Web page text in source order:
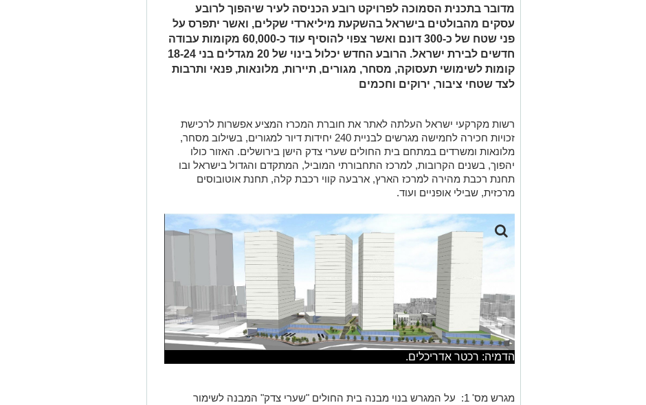
מדובר בתכנית הסמוכה לפרויקט רובע הכניסה לעיר שיהפוך לרובע
עסקים מהבולטים בישראל בהשקעת מיליארדי שקלים, ואשר יתפרס על
פני שטח של כ-300 דונם ואשר צפוי להוסיף עוד כ-60,000 מקומות עבודה
חדשים לבירת ישראל. הרובע החדש יכלול בינוי של 20 מגדלים בני 18-24
קומות לשימושי תעסוקה, מסחר, מגורים, תיירות, מלונאות, פנאי ותרבות
לצד שטחי ציבור, ירוקים וחכמים
רשות מקרקעי ישראל העלתה לאתר את חוברת המכרז המציע אפשרות לרכישת
זכויות חכירה לחמישה מגרשים לבניית 240 יחידות דיור למגורים, בשילוב מסחר,
מלונאות ומשרדים במתחם בית החולים שערי צדק הישן בירושלים. האזור כולו
יהפוך, בשנים הקרובות, למרכז התחבורתי המוביל, המתקדם והגדול בישראל ובו
תחנת רכבת מהירה למרכז הארץ, ארבעה קווי רכבת קלה, תחנת אוטובוסים
מרכזית, שבילי אופניים ועוד.
הדמיה: רכטר אדריכלים.
מגרש מס' 1: על המגרש בנוי מבנה בית החולים "שערי צדק" המבנה לשימור